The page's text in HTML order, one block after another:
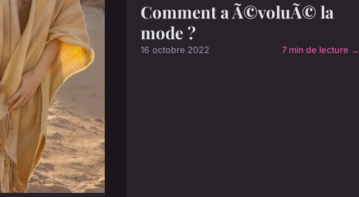
Comment a Ã©voluÃ© la
mode ?
16 octobre 2022 7 min de lecture →